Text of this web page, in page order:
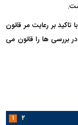
بر رعایت مر قانون
بررسی ها را قانون می
۱ ۲